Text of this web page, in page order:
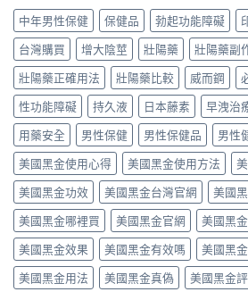
吃
法、
副
用
與
真
假
辨
別〉
中
養、
副
用
與
價
格〉
中
較
藥
時
間、
硬
度、
副
用，
一
次
搞
懂
怎
麼
選〉
中
師
親
經
驗
談
劑
量、
間
點
與
常
見
副
作
用〉
中
使
用
心
得
｜
藥
師
教
正
確
吃
法、
劑
量
與
副
作
用〉
中年男性保健 保健品 勃起功能障礙
台灣購買
增大陰莖 壯陽藥 壯陽藥副
壯陽藥正確用法
壯陽藥比較 威而鋼
性功能障礙
持久液 日本藤素 早洩治
用藥安全
男性保健 男性保健品 男性
美國黑金使用心得
美國黑金使用方法
美國黑金功效
美國黑金台灣官網
美國
美國黑金哪裡買
美國黑金官網 美國黑
美國黑金效果
美國黑金有效嗎 美國黑
美國黑金用法
美國黑金真偽 美國黑金